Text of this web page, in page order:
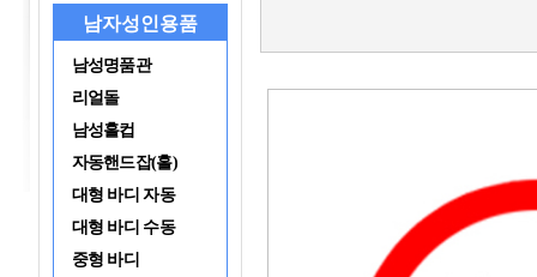
남자성인용품
남성명품관
리얼돌
남성홀컵
자동핸드잡(홀)
대형 바디 자동
대형 바디 수동
중형 바디